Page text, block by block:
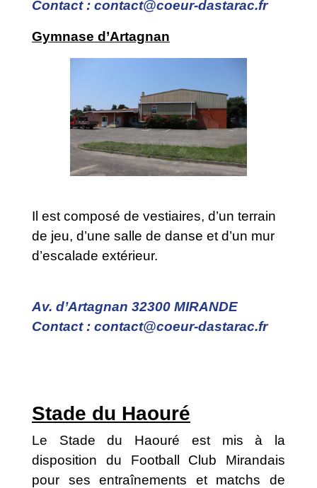
Contact : contact@coeur-dastarac.fr
Gymnase d’Artagnan
Il est composé de vestiaires, d’un terrain
de jeu, d’une salle de danse et d’un mur
d’escalade extérieur.
Av. d’Artagnan 32300 MIRANDE
Contact : contact@coeur-dastarac.fr
Stade du Haouré
Le Stade du Haouré est mis à la
disposition du Football Club Mirandais
pour ses entraînements et matchs de